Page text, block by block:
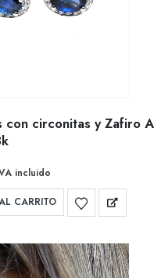
con circonitas y Zafiro
incluido
CARRITO